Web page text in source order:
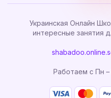
Украинская Онлайн
интересные занятия
Работаем с Пн –